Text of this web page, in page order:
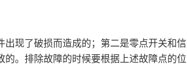
现了破损而造成的；第二是零点开关和信
。排除故障的时候要根据上述故障点的位